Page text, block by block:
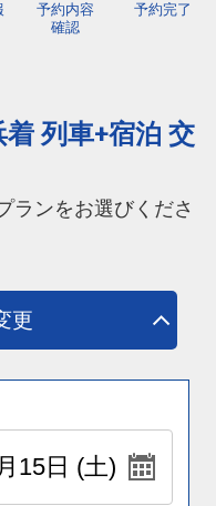
予約内容
確認
予約完了
列車+宿泊 交
ランをお選びくださ
更